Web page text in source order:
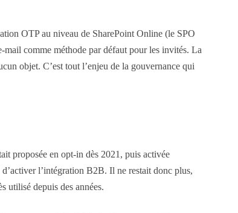
OTP au niveau de SharePoint Online (le SPO
comme méthode par défaut pour les invités. La
objet. C’est tout l’enjeu de la gouvernance qui
proposée en opt-in dès 2021, puis activée
l’intégration B2B. Il ne restait donc plus,
utilisé depuis des années.